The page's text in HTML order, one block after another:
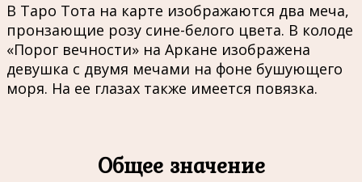
В Таро Тота на карте изображаются два меча,
пронзающие розу сине-белого цвета. В колоде
«Порог вечности» на Аркане изображена
девушка с двумя мечами на фоне бушующего
моря. На ее глазах также имеется повязка.
Общее значение